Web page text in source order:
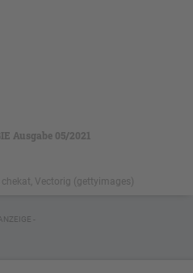
Ausgabe 05/2021
Vectorig (gettyimages)
-